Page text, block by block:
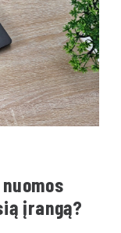
įrangą?